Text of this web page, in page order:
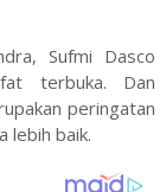
Sufmi Dasco
terbuka. Dan
peringatan
lebih baik.